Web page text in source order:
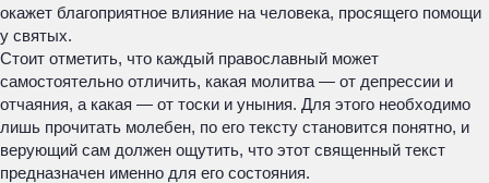
окажет благоприятное влияние на человека, просящего помощи
у святых.
Стоит отметить, что каждый православный может
самостоятельно отличить, какая молитва — от депрессии и
отчаяния, а какая — от тоски и уныния. Для этого необходимо
лишь прочитать молебен, по его тексту становится понятно, и
верующий сам должен ощутить, что этот священный текст
предназначен именно для его состояния.